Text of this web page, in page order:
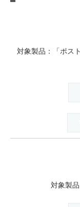
対象製品：「ポス
対象製